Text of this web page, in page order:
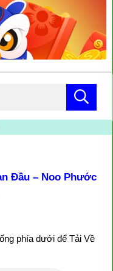
Đầu – Noo Phước
phía dưới để Tải Về